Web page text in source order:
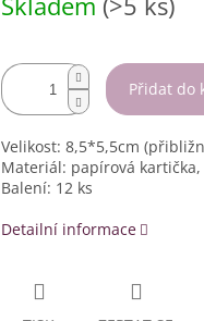
cena:
Přidat do
Velikost: 8,5*5,5cm
Materiál: papírová
Balení: 12 ks
Detailní informace